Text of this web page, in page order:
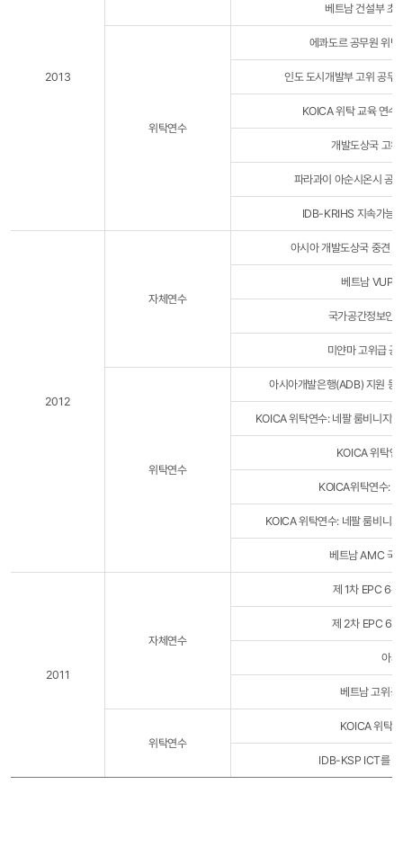
2013
베트남 건설부 초
위탁연수
에콰도르 공무원 위
인도 도시개발부 고위 공무
KOICA 위탁 교육 연수
개발도상국 고
파라과이 아순시온시 공
IDB-KRIHS 지속가능
2012
자체연수
아시아 개발도상국 중견
베트남
국가공간정보인
미얀마 고위급 공
위탁연수
아시아개발은행(ADB) 지원 몽
KOICA 위탁연수: 네팔 룸비니지
KOICA 위탁연
KOICA위탁연수:
KOICA 위탁연수: 네팔 룸비니
베트남 AMC 국
2011
자체연수
제 1차 EPC 6주
제 2차 EPC 6주
아
베트남 고위공
위탁연수
KOICA 위탁
IDB-KSP ICT를 활